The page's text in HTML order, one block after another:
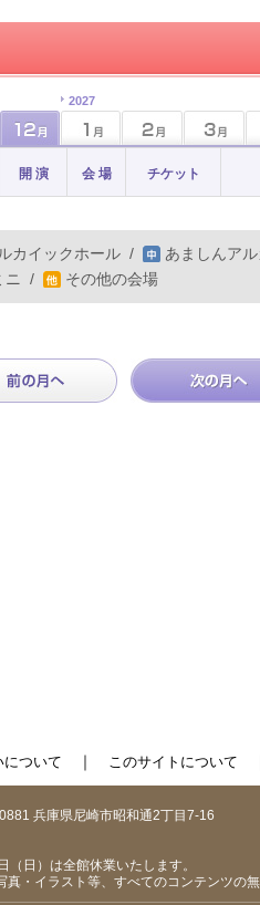
2027
開 演 会 場 チケット
カイックホール /
あましんア
/ その他の会場
について ｜ このサイトについて
兵庫県尼崎市昭和通2丁目7-16
日）は全館休業いたします。
・イラスト等、すべてのコンテンツの